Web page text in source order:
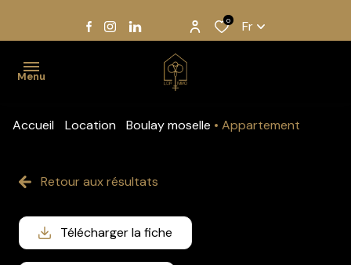
0 Fr
Menu
Acheter
Gestion
Accueil Location Boulay moselle Appartement
Retour aux résultats
Télécharger la fiche